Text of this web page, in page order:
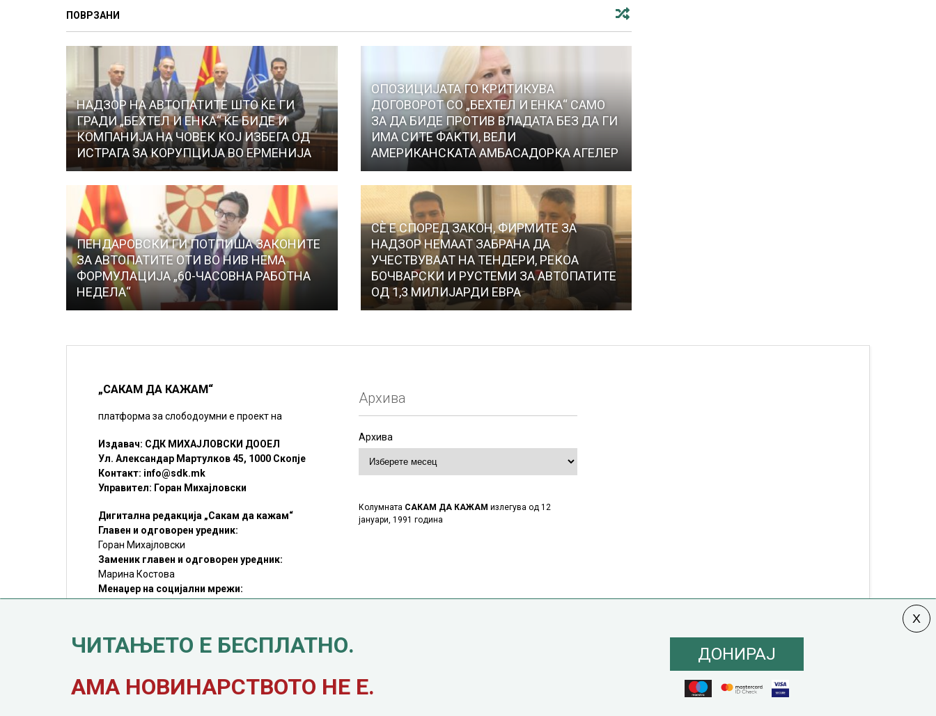
ПОВРЗАНИ
НАДЗОР НА АВТОПАТИТЕ ШТО ЌЕ ГИ
ГРАДИ „БЕХТЕЛ И ЕНКА“ ЌЕ БИДЕ И
КОМПАНИЈА НА ЧОВЕК КОЈ ИЗБЕГА ОД
ИСТРАГА ЗА КОРУПЦИЈА ВО ЕРМЕНИЈА
ОПОЗИЦИЈАТА ГО КРИТИКУВА
ДОГОВОРОТ СО „БЕХТЕЛ И ЕНКА“ САМО
ЗА ДА БИДЕ ПРОТИВ ВЛАДАТА БЕЗ ДА ГИ
ИМА СИТЕ ФАКТИ, ВЕЛИ
АМЕРИКАНСКАТА АМБАСАДОРКА АГЕЛЕР
ПЕНДАРОВСКИ ГИ ПОТПИША ЗАКОНИТЕ
ЗА АВТОПАТИТЕ ОТИ ВО НИВ НЕМА
ФОРМУЛАЦИЈА „60-ЧАСОВНА РАБОТНА
НЕДЕЛА“
СЀ Е СПОРЕД ЗАКОН, ФИРМИТЕ ЗА
НАДЗОР НЕМААТ ЗАБРАНА ДА
УЧЕСТВУВААТ НА ТЕНДЕРИ, РЕКОА
БОЧВАРСКИ И РУСТЕМИ ЗА АВТОПАТИТЕ
ОД 1,3 МИЛИЈАРДИ ЕВРА
„САКАМ ДА КАЖАМ“
платформа за слободоумни е проект на
Издавач: СДК МИХАЈЛОВСКИ ДООЕЛ
Ул. Александар Мартулков 45, 1000 Скопје
Контакт: info@sdk.mk
Управител: Горан Михајловски
Дигитална редакција „Сакам да кажам“
Главен и одговорен уредник:
Горан Михајловски
Заменик главен и одговорен уредник:
Марина Костова
Менаџер на социјални мрежи:
Мирослав Илиоски
©SDK.MK Крадењето авторски текстови е казниво со закон.
Преземањето на авторски содржини (текстови) од оваа
Архива
Архива
Колумната САКАМ ДА КАЖАМ излегува од 12
јануари, 1991 година
ЧИТАЊЕТО Е БЕСПЛАТНО.
АМА НОВИНАРСТВОТО НЕ Е.
ДОНИРАЈ